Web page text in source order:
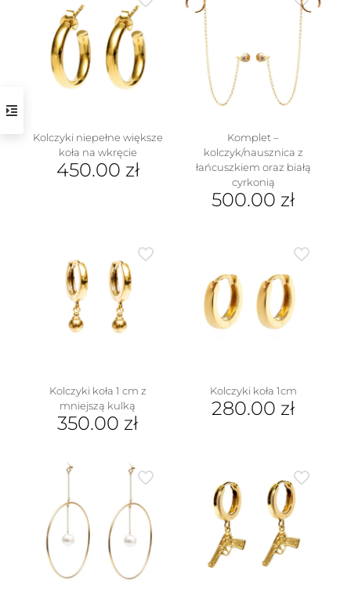
wariantów.
można
wybrać
stronie
Kolczyki niepełne większe
koła na wkręcie
450.00 zł
Komplet –
kolczyk/nausznica z
łańcuszkiem oraz białą
cyrkonią
500.00 zł
Kolczyki koła 1 cm z
mniejszą kulką
350.00 zł
Kolczyki koła 1cm
280.00 zł